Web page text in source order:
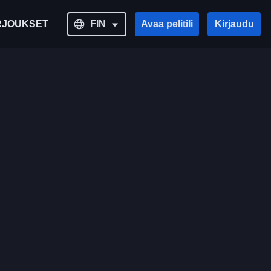
FIN Avaa pelitili Kirjaudu